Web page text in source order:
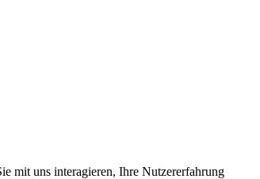
mit uns interagieren, Ihre Nutzererfahrung